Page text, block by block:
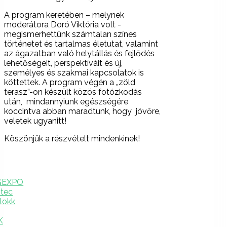
A program keretében – melynek
moderátora Doró Viktória volt -
megismerhettünk számtalan színes
történetet és tartalmas életutat, valamint
az ágazatban való helytállás és fejlődés
lehetőségeit, perspektíváit és új,
személyes és szakmai kapcsolatok is
köttettek. A program végén a „zöld
terasz”-on készült közös fotózkodás
után, mindannyiunk egészségére
koccintva abban maradtunk, hogy jövőre,
veletek ugyanitt!
Köszönjük a részvételt mindenkinek!